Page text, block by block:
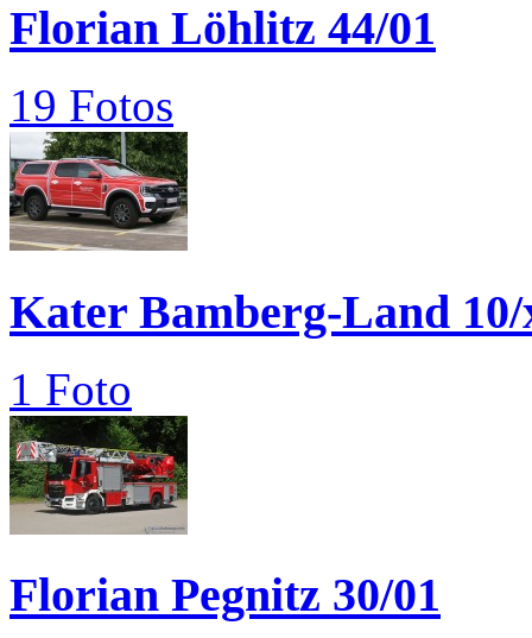
Florian Löhlitz 44/01
19 Fotos
Kater Bamberg-Land
1 Foto
Florian Pegnitz 30/01